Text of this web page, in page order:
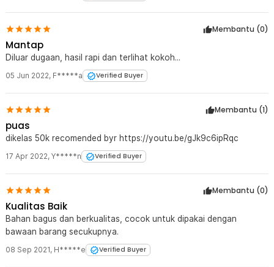
Membantu (0)
Mantap
Diluar dugaan, hasil rapi dan terlihat kokoh...
05 Jun 2022, F*****a Verified Buyer
Membantu (1)
puas
dikelas 50k recomended byr https://youtu.be/gJk9c6ipRqc
17 Apr 2022, Y*****n Verified Buyer
Membantu (0)
Kualitas Baik
Bahan bagus dan berkualitas, cocok untuk dipakai dengan
bawaan barang secukupnya.
08 Sep 2021, H*****e Verified Buyer